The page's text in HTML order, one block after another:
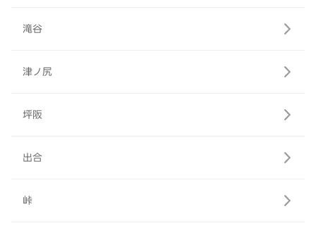
滝谷
津ノ尻
坪阪
出合
峠